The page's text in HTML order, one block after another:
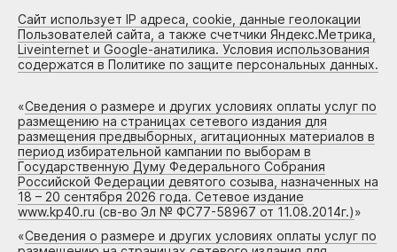
Сайт использует IP адреса, cookie, данные геолокации
Пользователей сайта, а также счетчики Яндекс.Метрика,
Liveinternet и Google-анатилика. Условия использования
содержатся в Политике по защите персональных данных.
«Сведения о размере и других условиях оплаты услуг по
размещению на страницах сетевого издания для
размещения предвыборных, агитационных материалов в
период избирательной кампании по выборам в
Государственную Думу Федерального Собрания
Российской Федерации девятого созыва, назначенных на
18 – 20 сентября 2026 года. Сетевое издание
www.kp40.ru (св-во Эл № ФС77-58967 от 11.08.2014г.)»
«Сведения о размере и других условиях оплаты услуг по